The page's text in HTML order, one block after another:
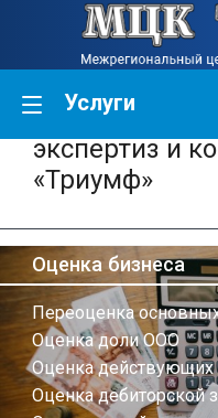
Услуги
экспертиз и
«Триумф»
Оценка бизнеса
Переоценка
Оценка доли ООО
Оценка действующих
Оценка дебиторской